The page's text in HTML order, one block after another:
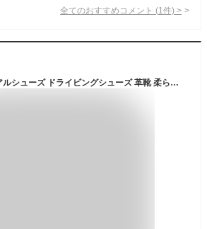
全てのおすすめコメント (1 件) >
ブーツ メンズ カジュアルシューズ ドライビングシューズ 革靴 柔らか 軽量 紳士靴